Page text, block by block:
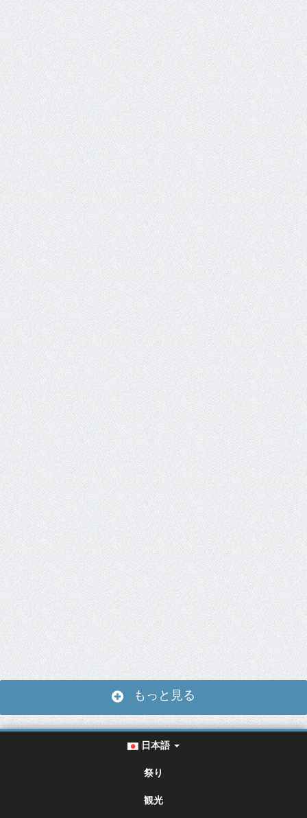
もっと見る
日本語
祭り
観光